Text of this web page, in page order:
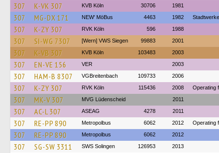
307 K-VK 307 KVB Köln 30706 1981
307 MG-DX 171 NEW' MöBus 4463 1982
307 K-ZY 307 RVK Köln 596 1988
307 SI-WG 7307 [Wern] VWS Siegen 99883 2001
307 K-VB 307 KVB Köln 103483 2003
307 EN-VE 156 VER 2003
307 HAM-B 8307 VGBreitenbach 109733 2006
307 K-ZY 307 RVK Köln 115436 2008 Operating
307 MK-V 307 MVG Lüdenscheid 2011
307 AC-L 307 ASEAG 4278 2011
307 RE-PP 890 Metropolbus 6062 2012 Operating
307 RE-PP 890 Metropolbus 6062 2012
307 SG-SW 3311 SWS Solingen 126953 2013